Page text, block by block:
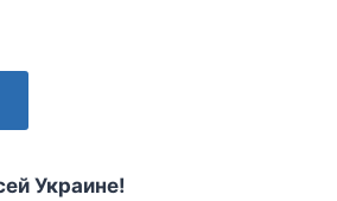
Украине!